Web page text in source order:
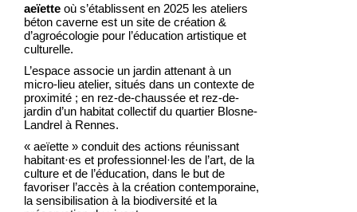
aeïette où s’établissent en 2025 les ateliers
béton caverne est un site de création &
d’agroécologie pour l’éducation artistique et
culturelle.
L’espace associe un jardin attenant à un
micro-lieu atelier, situés dans un contexte de
proximité ; en rez-de-chaussée et rez-de-
jardin d’un habitat collectif du quartier Blosne-
Landrel à Rennes.
« aeïette » conduit des actions réunissant
habitant·es et professionnel·les de l’art, de la
culture et de l’éducation, dans le but de
favoriser l’accès à la création contemporaine,
la sensibilisation à la biodiversité et la